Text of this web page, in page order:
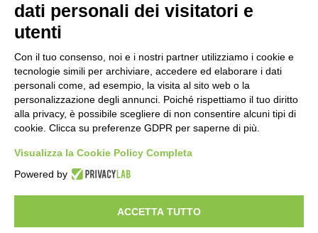
Copyright 2012 – 2025 Gem srl | All Rights Reserved – P.IVA
01544010463 | codice SDI A4707H7 |Privacy Policy
dati personali dei visitatori e
utenti
Con il tuo consenso, noi e i nostri partner utilizziamo i cookie e
tecnologie simili per archiviare, accedere ed elaborare i dati
personali come, ad esempio, la visita al sito web o la
personalizzazione degli annunci. Poiché rispettiamo il tuo diritto
alla privacy, è possibile scegliere di non consentire alcuni tipi di
cookie. Clicca su preferenze GDPR per saperne di più.
Visualizza la Cookie Policy Completa
Powered by
ACCETTA TUTTO